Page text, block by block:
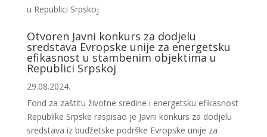
u Republici Srpskoj
Otvoren Javni konkurs za dodjelu
sredstava Evropske unije za energetsku
efikasnost u stambenim objektima u
Republici Srpskoj
29.08.2024.
Fond za zaštitu životne sredine i energetsku efikasnost
Republike Srpske raspisao je Javni konkurs za dodjelu
sredstava iz budžetske podrške Evropske unije za